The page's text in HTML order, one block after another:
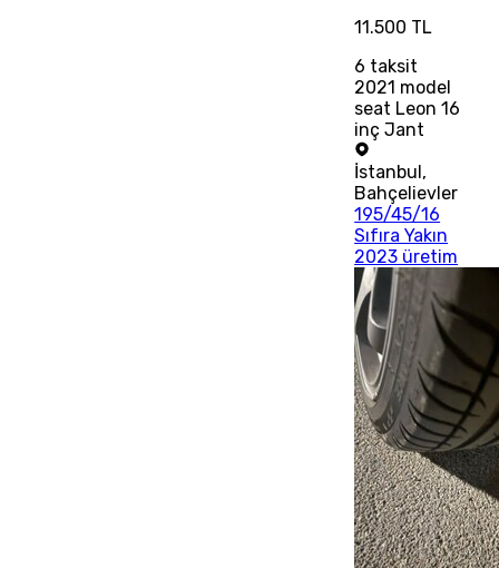
11.500 TL
6 taksit
2021 model
seat Leon 16
inç Jant
İstanbul,
Bahçelievler
195/45/16
Sıfıra Yakın
2023 üretim